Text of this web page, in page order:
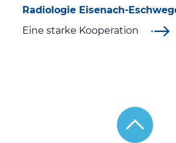
Radiologie Eisenach-
Eine starke Kooperation